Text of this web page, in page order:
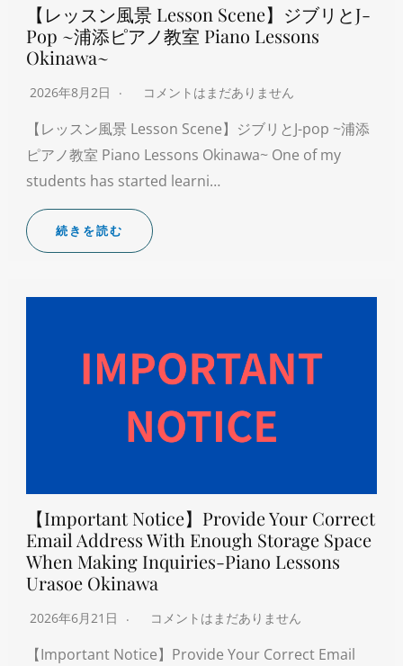
【レッスン風景 Lesson Scene】ジブリとJ-
Pop ~浦添ピアノ教室 Piano Lessons
Okinawa~
2026年8月2日 コメントはまだありません
【レッスン風景 Lesson Scene】ジブリとJ-pop ~浦添
ピアノ教室 Piano Lessons Okinawa~ One of my
students has started learni…
続きを読む
【Important Notice】Provide Your Correct
Email Address With Enough Storage Space
When Making Inquiries-Piano Lessons
Urasoe Okinawa
2026年6月21日 コメントはまだありません
【Important Notice】Provide Your Correct Email